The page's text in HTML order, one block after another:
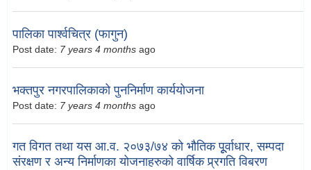
पालिका पार्श्वचित्र (फागुन)
Post date: 7 years 4 months ago
भक्तपुर नगरपालिकाको पुननिर्माण कार्ययोजना
Post date: 7 years 4 months ago
गत विगत तथा यस आ.व. २०७३/७४ को भौतिक पूूर्वाधार, सम्पदा
संरक्षण र अन्य निर्माणका योजनाहरुको वार्षिक प्र्रगति विबरण